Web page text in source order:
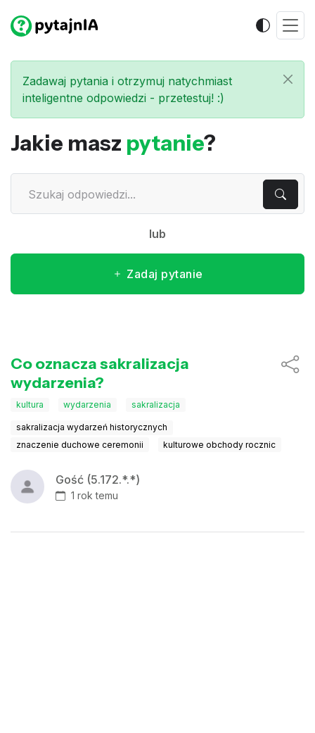
Zadawaj pytania i otrzymuj natychmiast
inteligentne odpowiedzi - przetestuj! :)
Jakie masz pytanie?
lub
Zadaj pytanie
Co oznacza sakralizacja
wydarzenia?
kultura wydarzenia sakralizacja
sakralizacja wydarzeń historycznych
znaczenie duchowe ceremonii
kulturowe obchody rocznic
Gość (5.172.*.*)
1 rok temu